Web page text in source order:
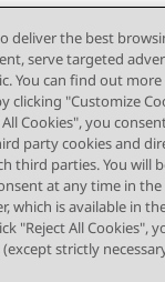
deliver the best
serve targeted
You can find out
clicking "Customize
Cookies", you
party cookies and
third parties. You will
at any time in the
which is available in
"Reject All Cookies",
strictly